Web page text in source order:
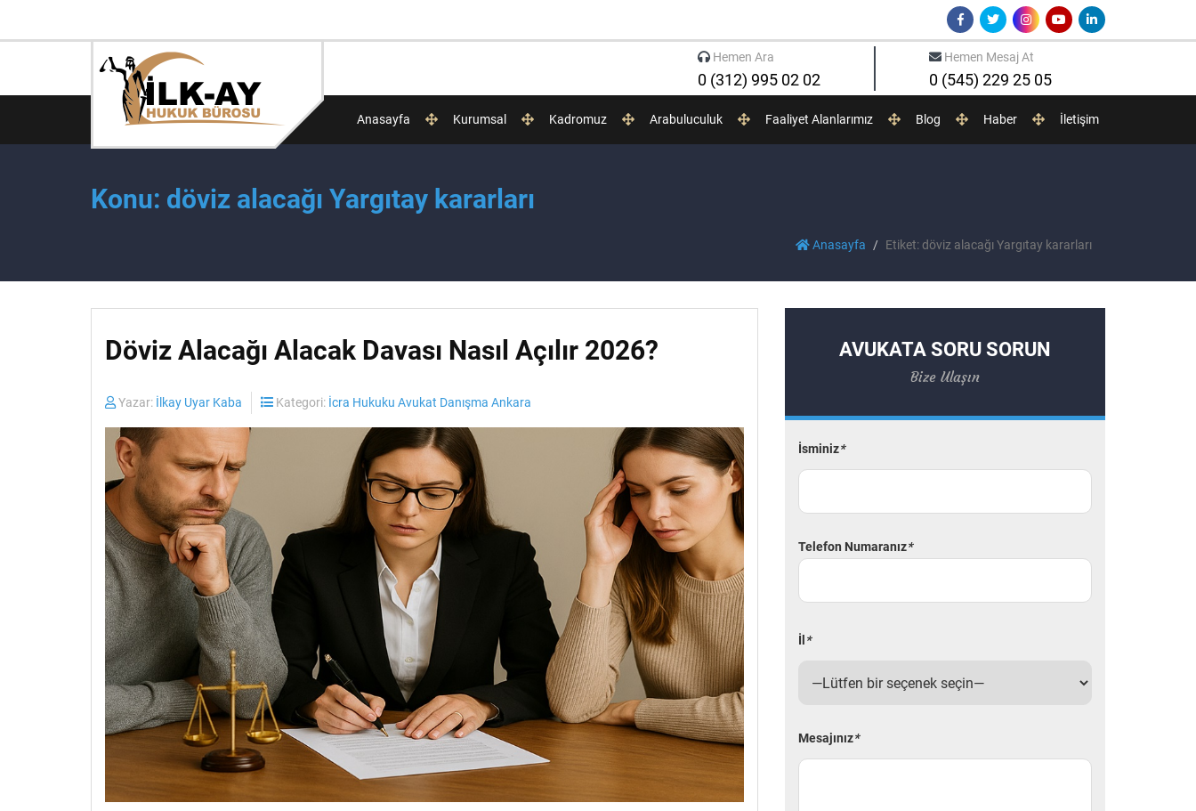
Hemen Ara
0 (312) 995 02 02
Hemen Mesaj At
0 (545) 229 25 05
Anasayfa Kurumsal Kadromuz Arabuluculuk Faaliyet Alanlarımız Blog Haber İletişim
Konu: döviz alacağı Yargıtay kararları
Anasayfa Etiket: döviz alacağı Yargıtay kararları
Döviz Alacağı Alacak Davası Nasıl Açılır 2026?
Yazar: İlkay Uyar Kaba Kategori: İcra Hukuku Avukat Danışma Ankara
AVUKATA SORU SORUN
Bize Ulaşın
İsminiz*
Telefon Numaranız*
İl *
Mesajınız*